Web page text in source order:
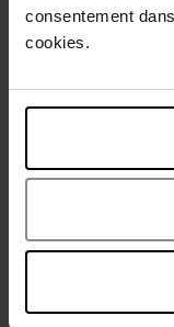
consentement
cookies.
Avis client